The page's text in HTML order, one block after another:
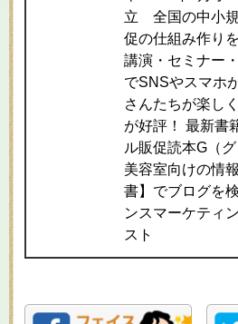
立 全国の中小
促の仕組み作り
講演・セミナー
でSNSやスマホ
さんたちが楽し
が好評！ 最新書
ル販促読本G（
美容室向けの情
書】でブログを
ンスマーケティ
スト